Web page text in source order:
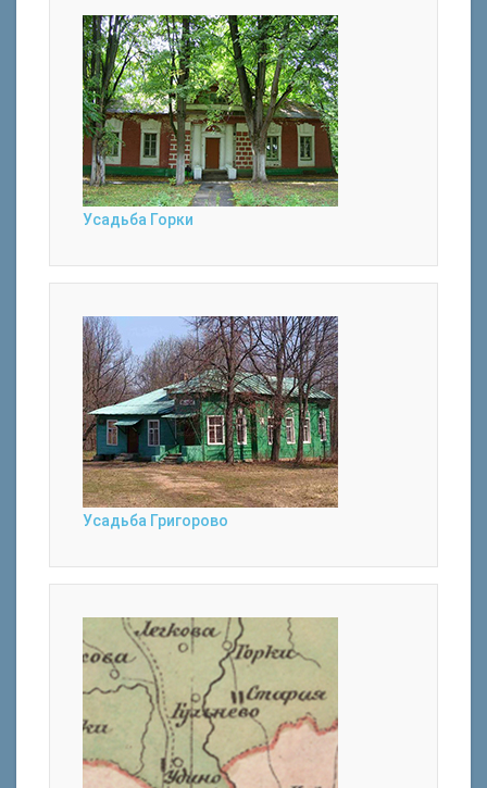
Усадьба Горки
Усадьба Григорово